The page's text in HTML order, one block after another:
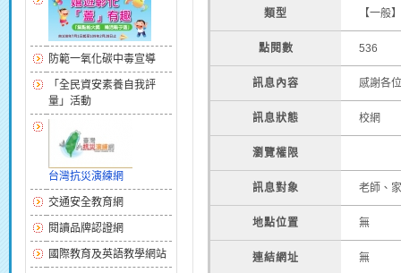
防範一氧化碳中毒宣導
「全民資安素養自我評
量」活動
台灣抗災演練網
交通安全教育網
閱讀品牌認證網
國際教育及英語教學網站
類型 【一般】
點閱數 536
訊息內容 感謝各
訊息狀態 校網
瀏覽權限
訊息對象 老師、
地點位置 無
連結網址 無